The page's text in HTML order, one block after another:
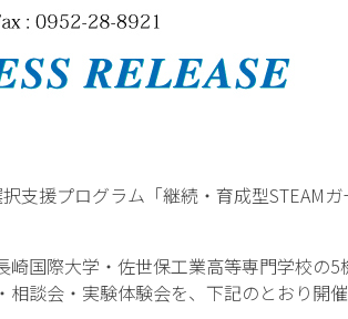
援プログラム「継続・育成型STEAM
国際大学・佐世保工業高等専門学校の
談会・実験体験会を、下記のとおり開催